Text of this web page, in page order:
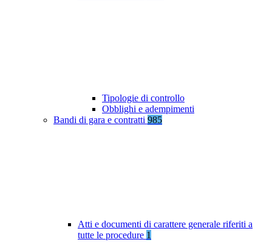
Tipologie di controllo
Obblighi e adempimenti
Bandi di gara e contratti 985
Atti e documenti di carattere generale riferiti a
tutte le procedure 1